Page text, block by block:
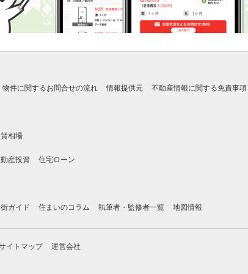
物件に関するお問合せの流れ 情報提供元 不動産情報に関する免責事項
相場
産投資 住宅ローン
街ガイド 住まいのコラム 執筆者・監修者一覧 地図情報
イトマップ 運営会社